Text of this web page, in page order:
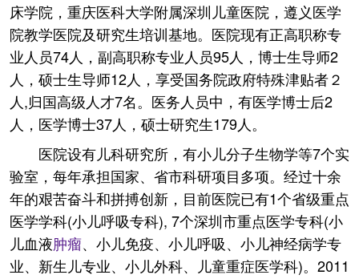
床学院，重庆医科大学附属深圳儿童医院，遵义医学
院教学医院及研究生培训基地。医院现有正高职称专
业人员74人，副高职称专业人员95人，博士生导师2
人，硕士生导师12人，享受国务院政府特殊津贴者２
人,归国高级人才7名。医务人员中，有医学博士后2
人，医学博士37人，硕士研究生179人。
医院设有儿科研究所，有小儿分子生物学等7个实
验室，每年承担国家、省市科研项目多项。经过十余
年的艰苦奋斗和拼搏创新，目前医院已有1个省级重点
医学学科(小儿呼吸专科), 7个深圳市重点医学专科(小
儿血液肿瘤、小儿免疫、小儿呼吸、小儿神经病学专
业、新生儿专业、小儿外科、儿童重症医学科)。2011